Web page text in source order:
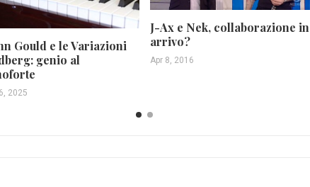
Gould e le Variazioni
genio al
2025
J-Ax e Nek, collaborazione in
arrivo?
Apr 8, 2016